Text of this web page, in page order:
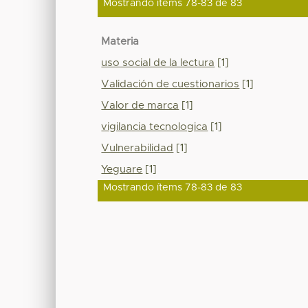
Mostrando ítems 78-83 de 83
Materia
uso social de la lectura [1]
Validación de cuestionarios [1]
Valor de marca [1]
vigilancia tecnologica [1]
Vulnerabilidad [1]
Yeguare [1]
Mostrando ítems 78-83 de 83